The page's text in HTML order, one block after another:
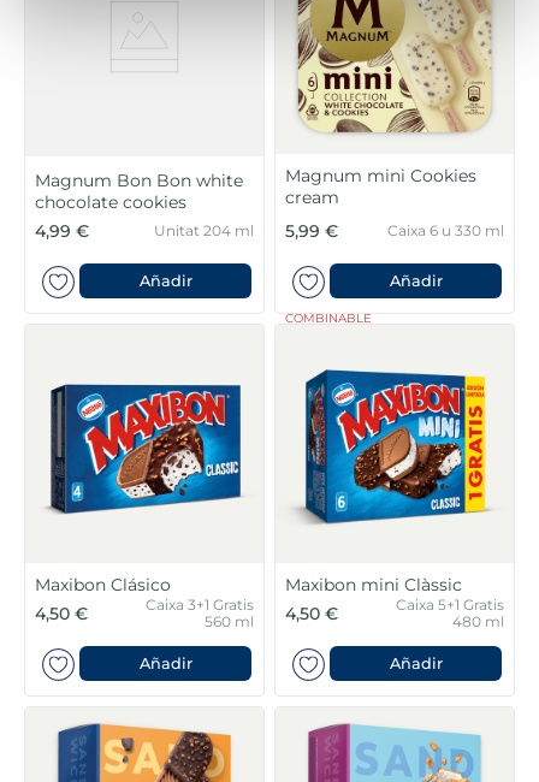
Magnum Bon Bon white
chocolate cookies
4,99 €
Unitat 204 ml
Añadir
Magnum mini Cookies
cream
5,99 €
COMBINABLE
Caixa 6 u 330 ml
Añadir
Maxibon Clásico
4,50 €
Caixa 3+1 Gratis
560 ml
Añadir
Maxibon mini Clàssic
4,50 €
Caixa 5+1 Gratis
480 ml
Añadir